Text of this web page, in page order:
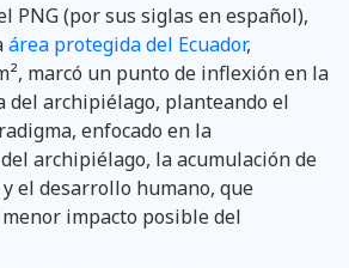
PNG (por sus siglas en español),
área protegida del Ecuador,
marcó un punto de inflexión en la
del archipiélago, planteando el
enfocado en la
archipiélago, la acumulación de
el desarrollo humano, que
impacto posible del